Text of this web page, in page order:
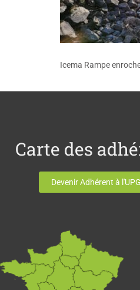
Icema Rampe
Carte des
Devenir Adhérent à